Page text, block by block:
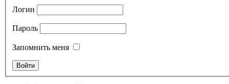
Логин
Пароль
Запомнить меня